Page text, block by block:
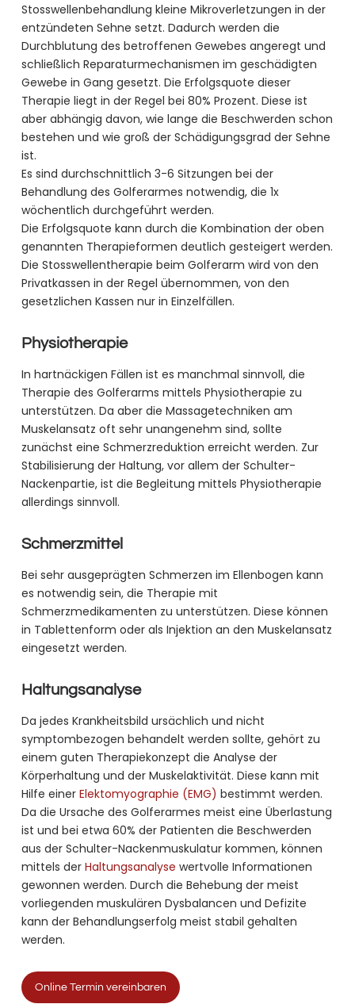
Stosswellenbehandlung kleine Mikroverletzungen in der
entzündeten Sehne setzt. Dadurch werden die
Durchblutung des betroffenen Gewebes angeregt und
schließlich Reparaturmechanismen im geschädigten
Gewebe in Gang gesetzt. Die Erfolgsquote dieser
Therapie liegt in der Regel bei 80% Prozent. Diese ist
aber abhängig davon, wie lange die Beschwerden schon
bestehen und wie groß der Schädigungsgrad der Sehne
ist.
Es sind durchschnittlich 3-6 Sitzungen bei der
Behandlung des Golferarmes notwendig, die 1x
wöchentlich durchgeführt werden.
Die Erfolgsquote kann durch die Kombination der oben
genannten Therapieformen deutlich gesteigert werden.
Die Stosswellentherapie beim Golferarm wird von den
Privatkassen in der Regel übernommen, von den
gesetzlichen Kassen nur in Einzelfällen.
Physiotherapie
In hartnäckigen Fällen ist es manchmal sinnvoll, die
Therapie des Golferarms mittels Physiotherapie zu
unterstützen. Da aber die Massagetechniken am
Muskelansatz oft sehr unangenehm sind, sollte
zunächst eine Schmerzreduktion erreicht werden. Zur
Stabilisierung der Haltung, vor allem der Schulter-
Nackenpartie, ist die Begleitung mittels Physiotherapie
allerdings sinnvoll.
Schmerzmittel
Bei sehr ausgeprägten Schmerzen im Ellenbogen kann
es notwendig sein, die Therapie mit
Schmerzmedikamenten zu unterstützen. Diese können
in Tablettenform oder als Injektion an den Muskelansatz
eingesetzt werden.
Haltungsanalyse
Da jedes Krankheitsbild ursächlich und nicht
symptombezogen behandelt werden sollte, gehört zu
einem guten Therapiekonzept die Analyse der
Körperhaltung und der Muskelaktivität. Diese kann mit
Hilfe einer Elektomyographie (EMG) bestimmt werden.
Da die Ursache des Golferarmes meist eine Überlastung
ist und bei etwa 60% der Patienten die Beschwerden
aus der Schulter-Nackenmuskulatur kommen, können
mittels der Haltungsanalyse wertvolle Informationen
gewonnen werden. Durch die Behebung der meist
vorliegenden muskulären Dysbalancen und Defizite
kann der Behandlungserfolg meist stabil gehalten
werden.
Online Termin vereinbaren